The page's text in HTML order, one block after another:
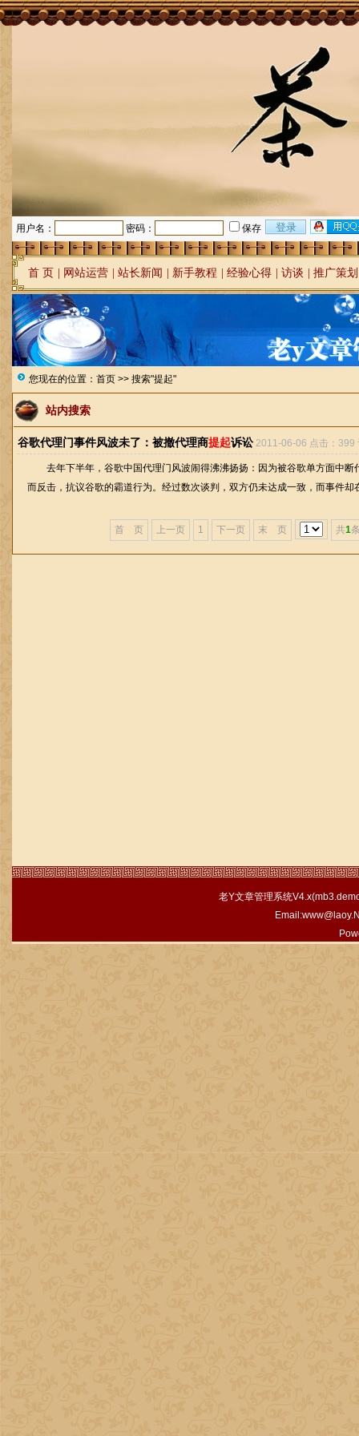
用户名： 密码： 保存
首 页 网站运营 站长新闻 新手教程 经验心得 访谈 推广策划
您现在的位置： 首页 >> 搜索"提起"
站内搜索
谷歌代理门事件风波未了：被撤代理商提起诉讼 2011-06-06 点击：399
去年下半年，谷歌中国代理门风波闹得沸沸扬扬：因为被谷歌单方面中断
而反击，抗议谷歌的霸道行为。经过数次谈判，双方仍未达成一致，而事件却
首 页 上一页 1 下一页 末 页 共1
老Y文章管理系统V4.x(